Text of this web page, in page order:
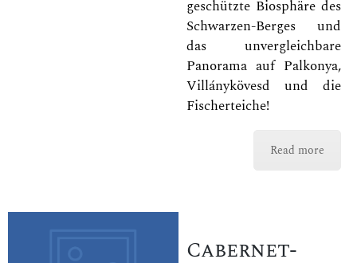
geschützte Biosphäre des
Schwarzen-Berges und
das unvergleichbare
Panorama auf Palkonya,
Villánykövesd und die
Fischerteiche!
Read more
Cabernet-